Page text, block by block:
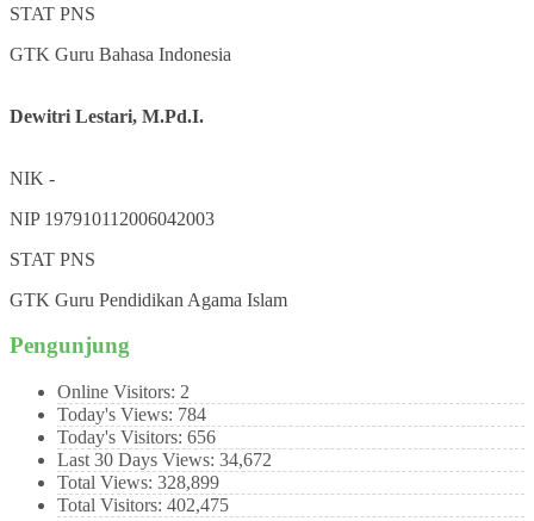
STAT PNS
GTK Guru Bahasa Indonesia
Dewitri Lestari, M.Pd.I.
NIK -
NIP 197910112006042003
STAT PNS
GTK Guru Pendidikan Agama Islam
Pengunjung
Online Visitors: 2
Today's Views: 784
Today's Visitors: 656
Last 30 Days Views: 34,672
Total Views: 328,899
Total Visitors: 402,475